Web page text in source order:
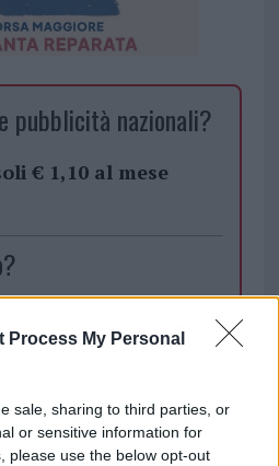
Process My Personal
sale, sharing to third parties, or
or sensitive information for
please use the below opt-out
pubblicità nazionali?
€ 1,10 al mese
menù del sito o
Olbia